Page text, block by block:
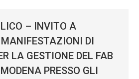
– INVITO A
MANIFESTAZIONI DI
LA GESTIONE DEL FAB
PRESSO GLI